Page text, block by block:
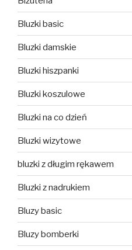
Bluzki basic
Bluzki damskie
Bluzki hiszpanki
Bluzki koszulowe
Bluzki na co dzień
Bluzki wizytowe
bluzki z długim rękawem
Bluzki z nadrukiem
Bluzy basic
Bluzy bomberki